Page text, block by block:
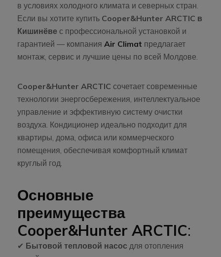
в условиях холодного климата и северных стран.
Если вы хотите купить Cooper&Hunter ARCTIC в
Кишинёве с профессиональной установкой и
гарантией — компания Air Climat предлагает
монтаж, сервис и лучшие цены по всей Молдове.
Cooper&Hunter ARCTIC сочетает современные
технологии энергосбережения, интеллектуальное
управление и эффективную систему очистки
воздуха. Кондиционер идеально подходит для
квартиры, дома, офиса или коммерческого
помещения, обеспечивая комфортный климат
круглый год.
Основные
преимущества
Cooper&Hunter ARCTIC:
✔ Бытовой тепловой насос для отопления